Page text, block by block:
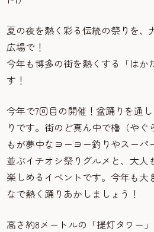
夏の夜を熱く彩る伝統の祭りを、
広場で！
今年も博多の街を熱くする「はか
す！
今年で7回目の開催！盆踊りを通
りです。街のど真ん中で櫓（や
もが夢中なヨーヨー釣りやスー
並ぶイチオシ祭りグルメと、大人
楽しめるイベントです。今年も大
なで熱く踊りあかしましょう！
高さ約8メートルの「提灯タワー